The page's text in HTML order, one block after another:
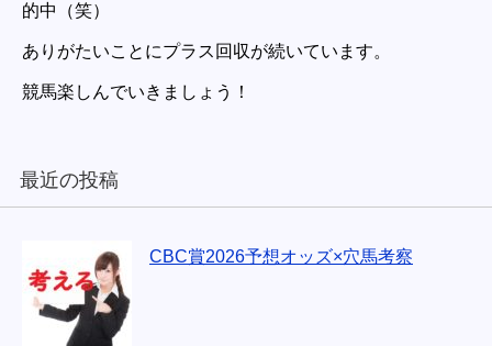
的中（笑）
ありがたいことにプラス回収が続いています。
競馬楽しんでいきましょう！
最近の投稿
CBC賞2026予想オッズ×穴馬考察